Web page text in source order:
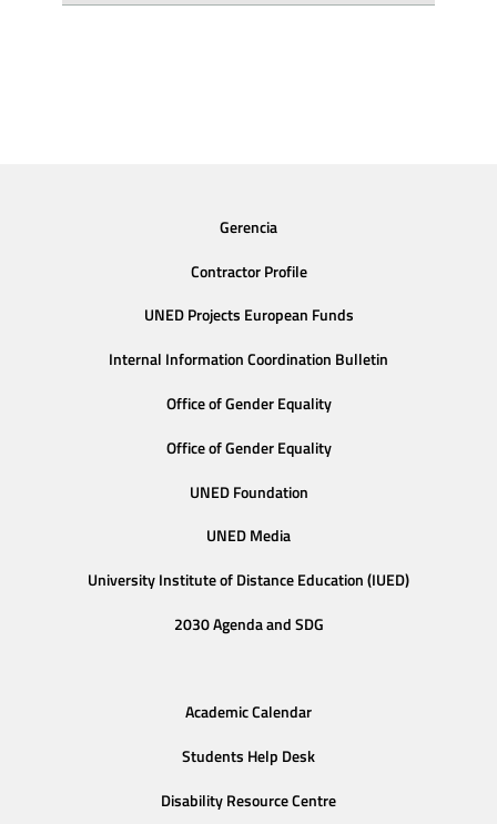
Gerencia
Contractor Profile
UNED Projects European Funds
Internal Information Coordination Bulletin
Office of Gender Equality
Office of Gender Equality
UNED Foundation
UNED Media
University Institute of Distance Education (IUED)
2030 Agenda and SDG
Academic Calendar
Students Help Desk
Disability Resource Centre